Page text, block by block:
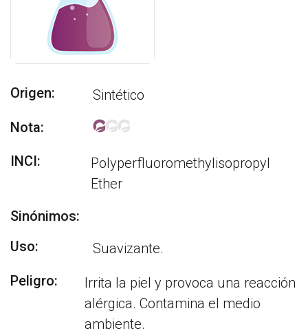
Origen:
Sintético
Nota:
INCI:
Polyperfluoromethylisopropyl
Ether
Sinónimos:
Uso:
Suavizante.
Peligro:
Irrita la piel y provoca una reacción
alérgica. Contamina el medio
ambiente.